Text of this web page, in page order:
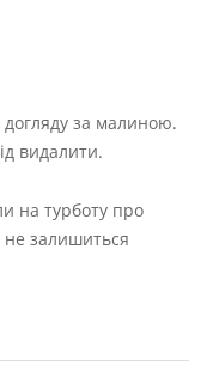
за малиною.
видалити.
на турботу про
не залишиться